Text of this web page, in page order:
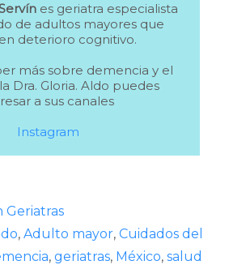
es geriatra especialista
de adultos mayores que
deterioro cognitivo.
más sobre demencia y el
Dra. Gloria. Aldo puedes
a sus canales
Instagram
Geriatras
, Adulto mayor, Cuidados del
, geriatras, México, salud